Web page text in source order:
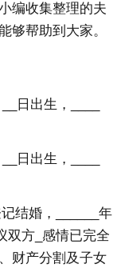
编收集整理的夫
够帮助到大家。
日出生，____
日出生，____
结婚，______年
双方_感情已完全
财产分割及子女